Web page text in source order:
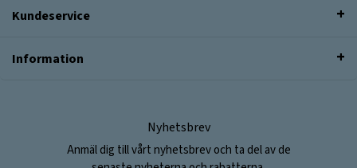
Kundeservice
Information
Nyhetsbrev
Anmäl dig till vårt nyhetsbrev och ta del av de